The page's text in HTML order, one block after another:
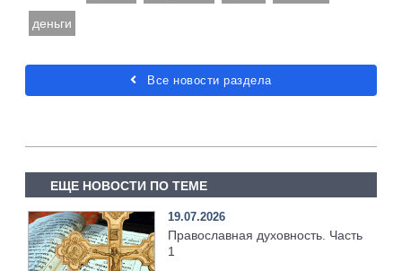
деньги
Все новости раздела
ЕЩЕ НОВОСТИ ПО ТЕМЕ
19.07.2026
Православная духовность. Часть
1